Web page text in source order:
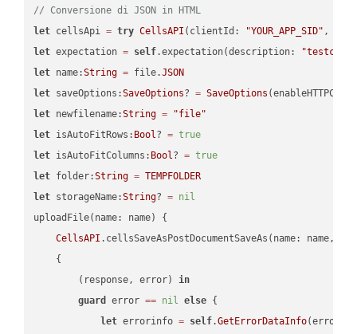
// Conversione di JSON in HTML
let cellsApi = try CellsAPI (clientId: "YOUR_APP_SID" ,
let expectation = self.expectation(description:
let name:String = file.JSON
let saveOptions:SaveOptions? = SaveOptions
let newfilename:String =
"file"
let isAutoFitRows: Bool? = true
let isAutoFitColumns: Bool? = true
let folder:String = TEMPFOLDER
let storageName:String? = nil
uploadFile(name: name) {
CellsAPI .cellsSaveAsPostDocumentSaveAs(name:
    {
        (response, error)
in
guard
error == nil else {
let errorinfo = self.GetErrorDataInfo(error: